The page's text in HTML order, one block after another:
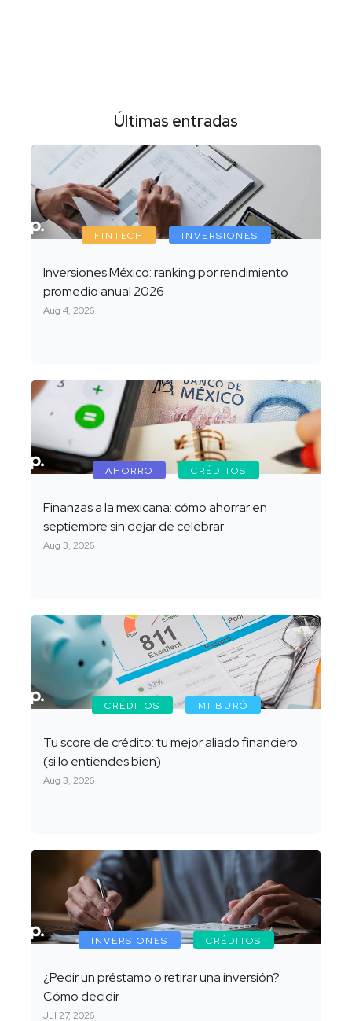
Últimas entradas
FINTECH INVERSIONES
Inversiones México: ranking por rendimiento
promedio anual 2026
Aug 4, 2026
AHORRO CRÉDITOS
Finanzas a la mexicana: cómo ahorrar en
septiembre sin dejar de celebrar
Aug 3, 2026
CRÉDITOS MI BURÓ
Tu score de crédito: tu mejor aliado financiero
(si lo entiendes bien)
Aug 3, 2026
INVERSIONES CRÉDITOS
¿Pedir un préstamo o retirar una inversión?
Cómo decidir
Jul 27, 2026